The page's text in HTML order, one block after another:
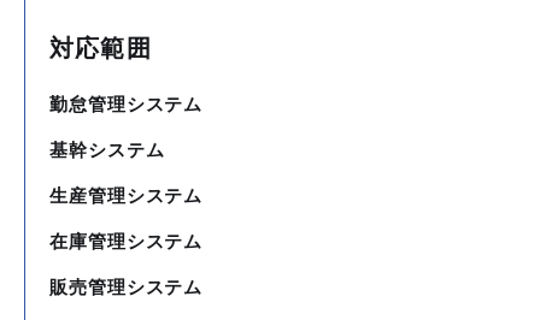
対応範囲
勤怠管理システム
基幹システム
生産管理システム
在庫管理システム
販売管理システム